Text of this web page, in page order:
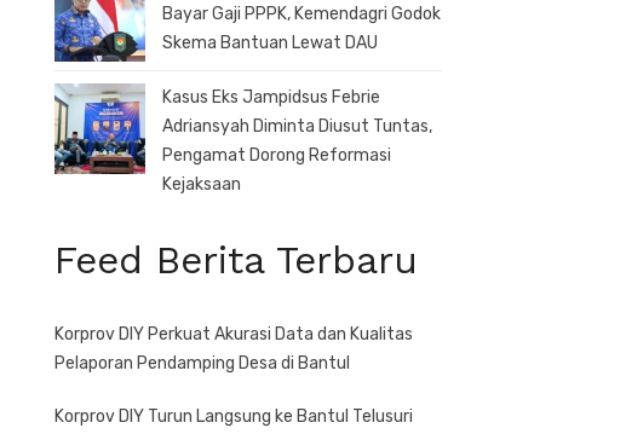
Bayar Gaji PPPK, Kemendagri Godok
Skema Bantuan Lewat DAU
Kasus Eks Jampidsus Febrie
Adriansyah Diminta Diusut Tuntas,
Pengamat Dorong Reformasi
Kejaksaan
Feed Berita Terbaru
Korprov DIY Perkuat Akurasi Data dan Kualitas
Pelaporan Pendamping Desa di Bantul
Korprov DIY Turun Langsung ke Bantul Telusuri